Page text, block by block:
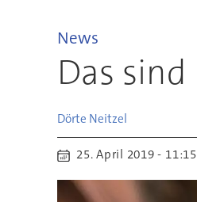
News
Das
Dörte Neitzel
25. April 2019 - 11:15